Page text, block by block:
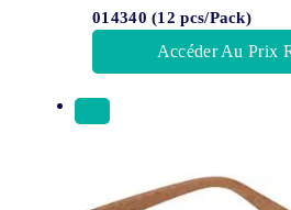
014340 (12 pcs/Pack)
Accéder Au Prix